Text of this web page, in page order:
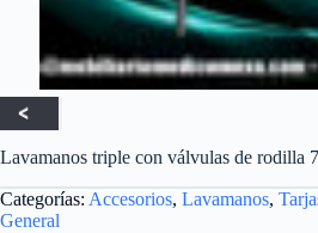
Lavamanos triple con válvulas de rodilla 7
Categorías: Accesorios, Lavamanos,
General